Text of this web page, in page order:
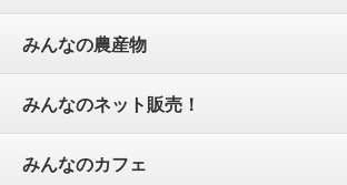
みんなの農産物
みんなのネット販売！
みんなのカフェ